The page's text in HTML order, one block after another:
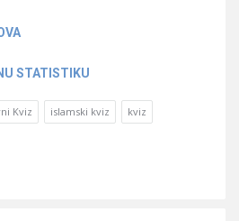
STATISTIKU
Kviz islamski kviz kviz